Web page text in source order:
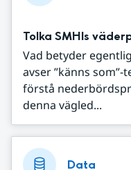
Tolka SMHIs
Vad betyder
avser ”känns
förstå
denna vägled...
Data